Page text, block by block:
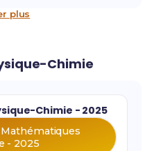
plus
Chimie
Chimie - 2025
- 2025